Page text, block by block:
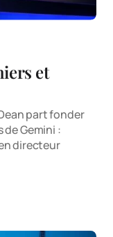
et
part fonder
Gemini :
directeur